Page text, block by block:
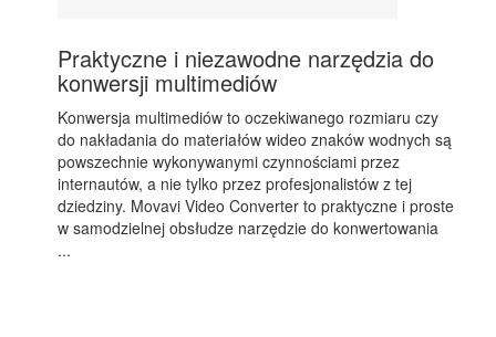
Praktyczne i niezawodne narzędzia do
konwersji multimediów
Konwersja multimediów to oczekiwanego rozmiaru czy
do nakładania do materiałów wideo znaków wodnych są
powszechnie wykonywanymi czynnościami przez
internautów, a nie tylko przez profesjonalistów z tej
dziedziny. Movavi Video Converter to praktyczne i proste
w samodzielnej obsłudze narzędzie do konwertowania
...